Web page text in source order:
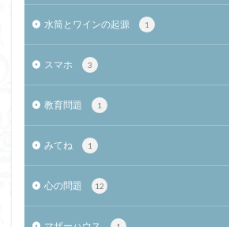
水筒とワインの起源 1
スマホ 3
教育問題 1
みてね 1
心の問題 12